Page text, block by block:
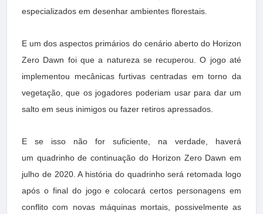
especializados em desenhar ambientes florestais.
E um dos aspectos primários do cenário aberto do Horizon
Zero Dawn foi que a natureza se recuperou. O jogo até
implementou mecânicas furtivas centradas em torno da
vegetação, que os jogadores poderiam usar para dar um
salto em seus inimigos ou fazer retiros apressados.
E se isso não for suficiente, na verdade, haverá
um quadrinho de continuação do Horizon Zero Dawn em
julho de 2020. A história do quadrinho será retomada logo
após o final do jogo e colocará certos personagens em
conflito com novas máquinas mortais, possivelmente as